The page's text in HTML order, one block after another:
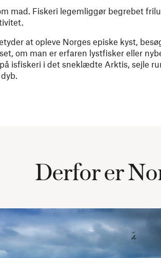
mad. Fiskeri legemliggør begrebet
at opleve Norges episke kyst,
om man er erfaren lystfisker eller
isfiskeri i det sneklædte Arktis, sejle
Derfor er